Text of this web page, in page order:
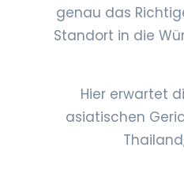
genau das
Standort in die
Hier erwartet
asiatischen